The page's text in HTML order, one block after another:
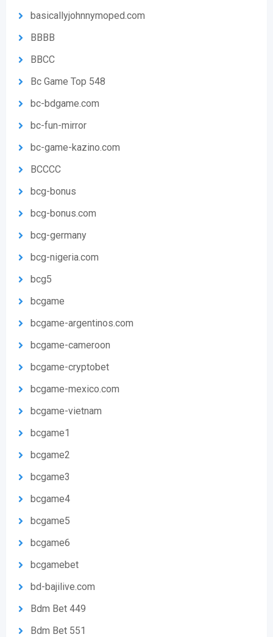
basicallyjohnnymoped.com
BBBB
BBCC
Bc Game Top 548
bc-bdgame.com
bc-fun-mirror
bc-game-kazino.com
BCCCC
bcg-bonus
bcg-bonus.com
bcg-germany
bcg-nigeria.com
bcg5
bcgame
bcgame-argentinos.com
bcgame-cameroon
bcgame-cryptobet
bcgame-mexico.com
bcgame-vietnam
bcgame1
bcgame2
bcgame3
bcgame4
bcgame5
bcgame6
bcgamebet
bd-bajilive.com
Bdm Bet 449
Bdm Bet 551